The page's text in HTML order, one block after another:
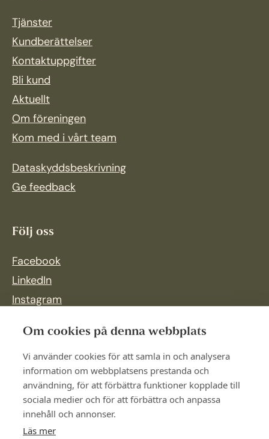
Om cookies på denna webbplats
Vi använder cookies för att samla in och analysera
information om webbplatsens prestanda och
användning, för att förbättra funktioner kopplade till
sociala medier och för att förbättra och anpassa
innehåll och annonser.
Läs mer
Tjänster
Kundberättelser
Kontaktuppgifter
Bli kund
Aktuellt
Om föreningen
Kom med i vårt team
Dataskyddsbeskrivning
Ge feedback
Följ oss
Facebook
LinkedIn
Instagram